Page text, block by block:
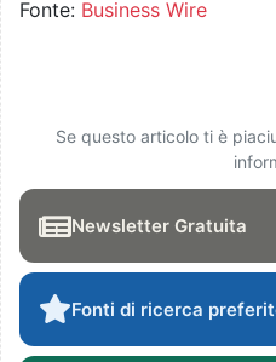
Fonte: Business Wire
Se questo articolo ti è
Newsletter Gratuita
Fonti di ricerca